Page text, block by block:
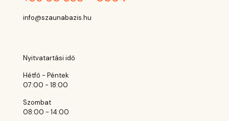
info@szaunabazis.hu
Nyitvatartási idő
Hétfő - Péntek
07:00 - 18:00
Szombat
08:00 - 14:00